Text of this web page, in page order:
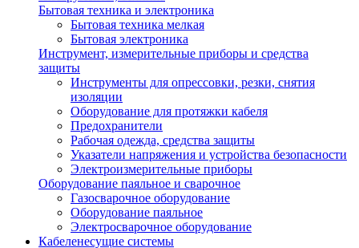
Бытовая техника и электроника
Бытовая техника мелкая
Бытовая электроника
Инструмент, измерительные приборы и средства
защиты
Инструменты для опрессовки, резки, снятия
изоляции
Оборудование для протяжки кабеля
Предохранители
Рабочая одежда, средства защиты
Указатели напряжения и устройства безопасности
Электроизмерительные приборы
Оборудование паяльное и сварочное
Газосварочное оборудование
Оборудование паяльное
Электросварочное оборудование
Кабеленесущие системы